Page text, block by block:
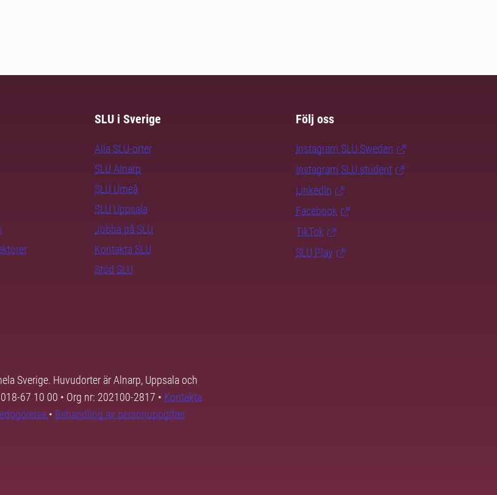
SLU i Sverige
Alla SLU-orter
SLU Alnarp
SLU Umeå
SLU Uppsala
Jobba på SLU
Kontakta SLU
Stöd SLU
Följ oss
Instagram SLU.Sweden
Instagram SLU.student
LinkedIn
Facebook
TikTok
SLU Play
Sverige. Huvudorter är Alnarp, Uppsala och
67 10 00 • Org nr: 202100-2817 • Kontakta
• Behandling av personuppgifter